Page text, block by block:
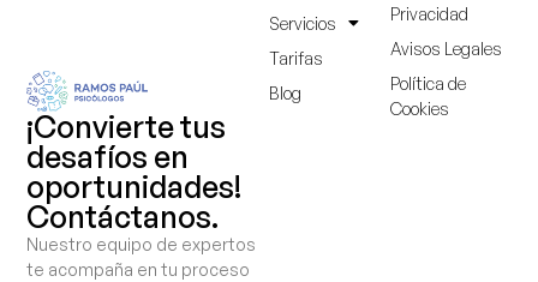
¡Convierte tus
desafíos en
oportunidades!
Contáctanos.
Nuestro equipo de expertos
te acompaña en tu proceso
Privacidad
Avisos Legales
Política de
Cookies
Servicios
Tarifas
Blog